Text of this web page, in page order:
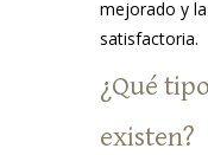
mejorado y
satisfactoria.
¿Qué
existen?